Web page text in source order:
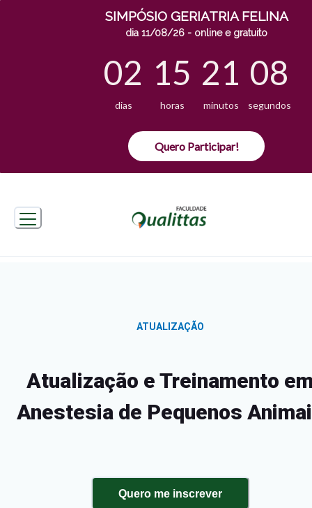
SIMPÓSIO GERIATRIA FELINA
dia 11/08/26 - online e gratuito
02
dias
15
horas
21
minutos
07
segundos
Quero Participar!
ATUALIZAÇÃO
Atualização e Treinamento
Anestesia de Pequenos
Quero me inscrever